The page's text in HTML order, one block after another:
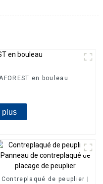
en bouleau
plus
Contreplaqué de peuplier |